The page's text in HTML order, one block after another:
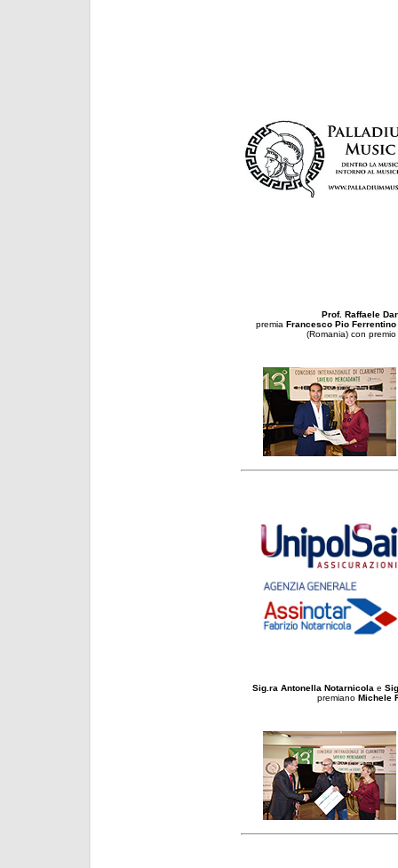
Prof. Raffaele
premia Francesco Pio Ferrentino
(Romania) con
Sig.ra Antonella Notarnicola e
premiano Michele